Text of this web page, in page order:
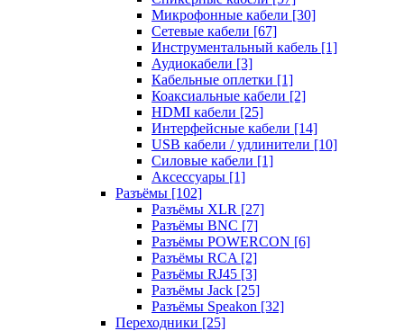
Микрофонные кабели [30]
Сетевые кабели [67]
Инструментальный кабель [1]
Аудиокабели [3]
Кабельные оплетки [1]
Коаксиальные кабели [2]
HDMI кабели [25]
Интерфейсные кабели [14]
USB кабели / удлинители [10]
Силовые кабели [1]
Аксессуары [1]
Разъёмы [102]
Разъёмы XLR [27]
Разъёмы BNC [7]
Разъёмы POWERCON [6]
Разъёмы RCA [2]
Разъёмы RJ45 [3]
Разъёмы Jack [25]
Разъёмы Speakon [32]
Переходники [25]